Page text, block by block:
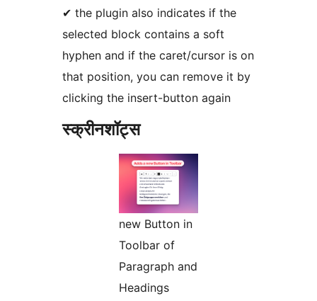
✔ the plugin also indicates if the
selected block contains a soft
hyphen and if the caret/cursor is on
that position, you can remove it by
clicking the insert-button again
स्क्रीनशॉट्स
new Button in
Toolbar of
Paragraph and
Headings